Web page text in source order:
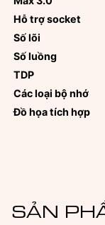
Hỗ trợ socket
Số lõi
Số luồng
TDP
Các loại bộ nhớ
Đồ họa tích hợp
SẢN